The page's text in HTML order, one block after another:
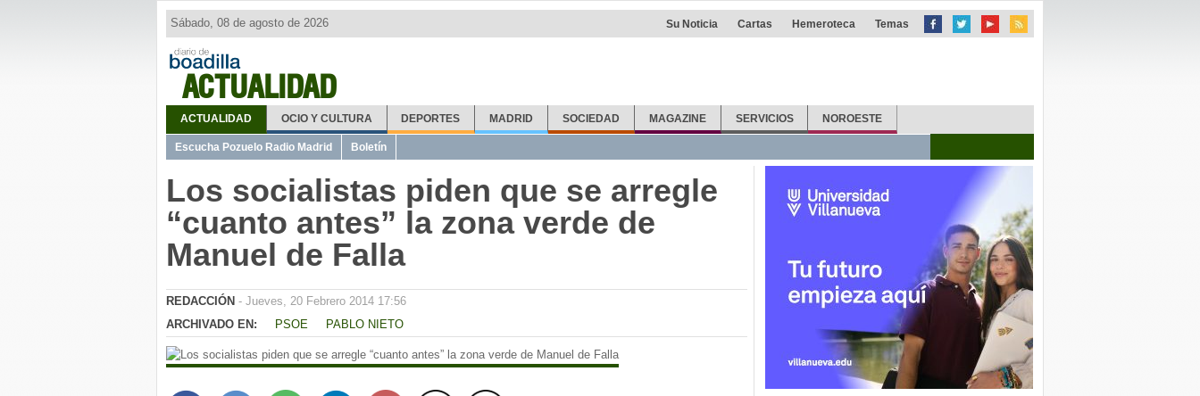
ACTUALIDAD
Sábado, 08 de agosto de 2026 Su Noticia Cartas Hemeroteca Temas
ACTUALIDAD OCIO Y CULTURA DEPORTES MADRID SOCIEDAD MAGAZINE SERVICIOS NOROESTE
Escucha Pozuelo Radio Madrid Boletín
Los socialistas piden que se arregle
“cuanto antes” la zona verde de
Manuel de Falla
REDACCIÓN - Jueves, 20 Febrero 2014 17:56
ARCHIVADO EN:
PSOE PABLO NIETO